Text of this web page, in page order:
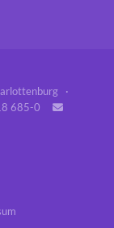
·
685-0 